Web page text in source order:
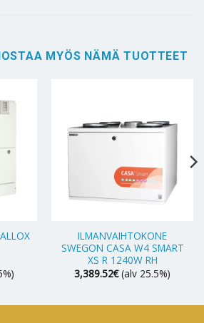
MYÖS NÄMÄ TUOTTEET
ILMANVAIHTOKONE
SWEGON CASA W4 SMART
XS R 1240W RH
3,389.52€ (alv 25.5%)